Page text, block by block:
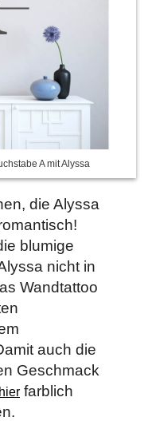
A mit Alyssa
die Alyssa
blumige
nicht in
Wandtattoo
auch die
Geschmack
hier farblich